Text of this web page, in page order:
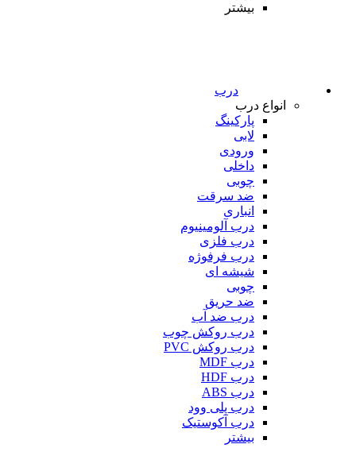
بیشتر
درب
انواع درب
پارکینگ
لابی
ورودی
داخلی
چوبی
ضد سرقت
انباری
درب آلومینیوم
درب فلزی
درب فرفوژه
شیشه ای
چوبی
ضد حریق
درب ضد آب
درب روکش چوب
درب روکش PVC
درب MDF
درب HDF
درب ABS
درب پلی وود
درب آکوستیک
بیشتر